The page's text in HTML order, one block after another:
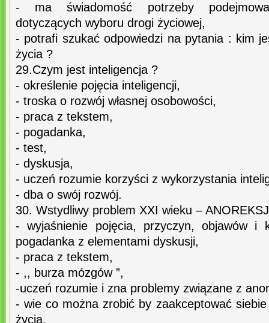
- ma świadomość potrzeby
dotyczących wyboru drogi życiowej,
- potrafi szukać odpowiedzi na pytania : kim
życia ?
29.Czym jest inteligencja ?
- określenie pojęcia inteligencji,
- troska o rozwój własnej osobowości,
- praca z tekstem,
- pogadanka,
- test,
- dyskusja,
- uczeń rozumie korzyści z wykorzystania
- dba o swój rozwój.
30. Wstydliwy problem XXI wieku –
- wyjaśnienie pojęcia, przyczyn, objawów i
pogadanka z elementami dyskusji,
- praca z tekstem,
- ,, burza mózgów ”,
-uczeń rozumie i zna problemy związane z
- wie co można zrobić by zaakceptować
życia.